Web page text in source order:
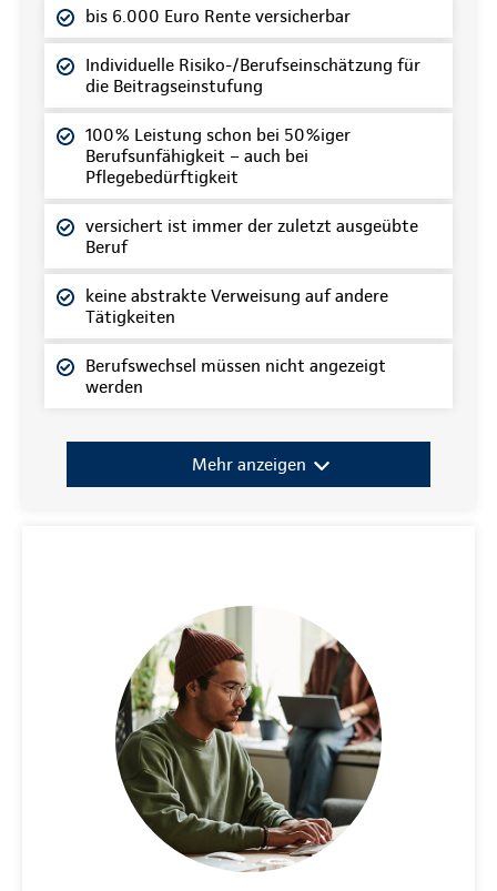
bis 6.000 Euro Rente versicherbar
Individuelle Risiko-/Berufseinschätzung für
die Beitragseinstufung
100% Leistung schon bei 50%iger
Berufsunfähigkeit – auch bei
Pflegebedürftigkeit
versichert ist immer der zuletzt ausgeübte
Beruf
keine abstrakte Verweisung auf andere
Tätigkeiten
Berufswechsel müssen nicht angezeigt
werden
Mehr anzeigen